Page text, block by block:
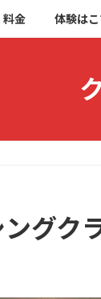
料金 体験は
グク